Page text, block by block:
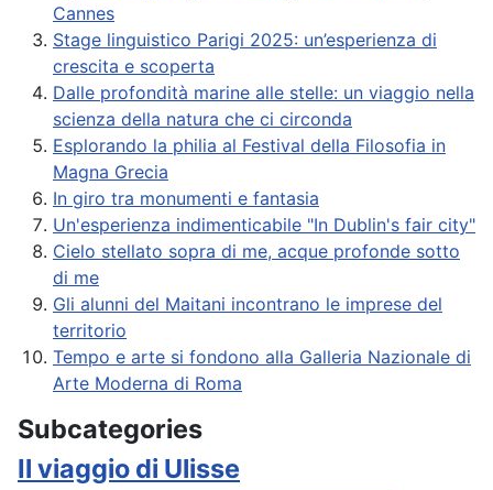
Cannes
Stage linguistico Parigi 2025: un’esperienza di
crescita e scoperta
Dalle profondità marine alle stelle: un viaggio nella
scienza della natura che ci circonda
Esplorando la philia al Festival della Filosofia in
Magna Grecia
In giro tra monumenti e fantasia
Un'esperienza indimenticabile "In Dublin's fair city"
Cielo stellato sopra di me, acque profonde sotto
di me
Gli alunni del Maitani incontrano le imprese del
territorio
Tempo e arte si fondono alla Galleria Nazionale di
Arte Moderna di Roma
Subcategories
Il viaggio di Ulisse